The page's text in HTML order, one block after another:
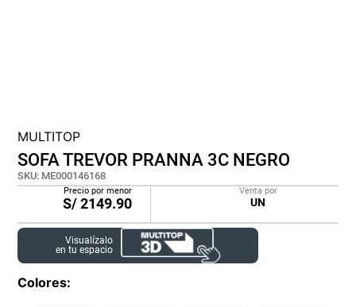
MULTITOP
SOFA TREVOR PRANNA 3C NEGRO
SKU: ME000146168
Precio por menor
S/2149.90
Venta por
UN
Visualízalo
en tu espacio
Colores